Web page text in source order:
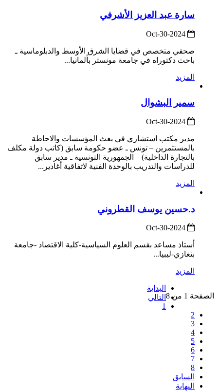
سارة عبد العزيز الأشرفي
صحفي متخصص في قضايا الشرق الأوسط والدبلوماسية ـ
باحث دكتوراه في جامعة مونستر بألمانيا...
المزيد
سمير البشوال
مدير مكتب استشاري في بعث المؤسسات والاحاطة
بالمستثمرين – تونس ـ عضو حكومة سابق (كاتب دولة مكلف
بالتجارة الداخلية) – الجمهورية التونسية ـ مدير سابق
للدراسات والتدريب بالوحدة الفنية لاتفاقية أغادير...
المزيد
د.حسين يوسف القطروني
أستاذ مساعد بقسم العلوم السياسية-كلية الاقتصاد -جامعة
بنغازي-ليبيا...
المزيد
الصفحة 1 من 8
البداية
التالي
1
2
3
4
5
6
7
8
السابق
النهاية